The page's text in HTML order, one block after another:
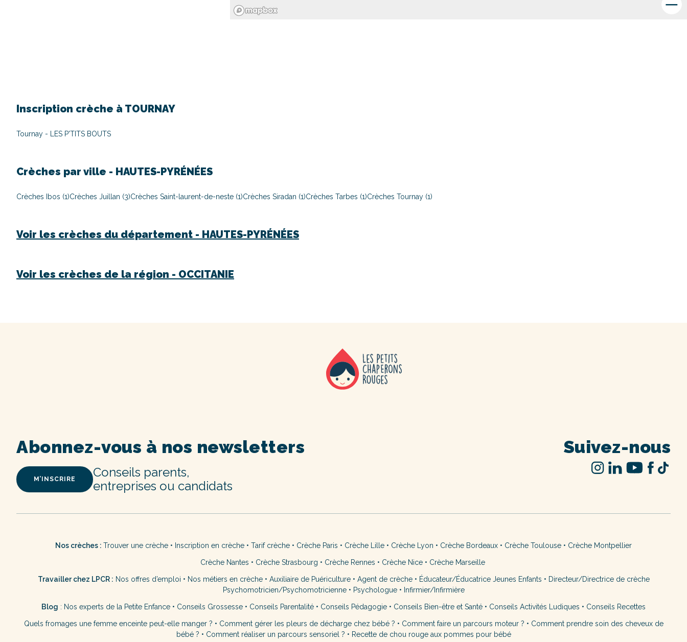
Inscription crèche à TOURNAY
Tournay - LES P'TITS BOUTS
Crèches par ville - HAUTES-PYRÉNÉES
Crèches Ibos (1)Crèches Juillan (3)Crèches Saint-laurent-de-neste (1)Crèches Siradan (1)Crèches Tarbes (1)Crèches Tournay (1)
Voir les crèches du département - HAUTES-PYRÉNÉES
Voir les crèches de la région - OCCITANIE
Abonnez-vous à nos newsletters
M’INSCRIRE
Conseils parents,
entreprises ou candidats
Suivez-nous
Nos crèches : Trouver une crèche • Inscription en crèche • Tarif crèche • Crèche Paris • Crèche Lille • Crèche Lyon • Crèche Bordeaux • Crèche Toulouse • Crèche Montpellier
Crèche Nantes • Crèche Strasbourg • Crèche Rennes • Crèche Nice• Crèche Marseille
Travailler chez LPCR : Nos offres d’emploi • Nos métiers en crèche• Auxiliaire de Puériculture• Agent de crèche• Éducateur/Éducatrice Jeunes Enfants • Directeur/Directrice de crèche
Psychomotricien/Psychomotricienne• Psychologue• Infirmier/Infirmière
Blog : Nos experts de la Petite Enfance • Conseils Grossesse • Conseils Parentalité • Conseils Pédagogie • Conseils Bien-être et Santé • Conseils Activités Ludiques • Conseils Recettes
Quels fromages une femme enceinte peut-elle manger ? • Comment gérer les pleurs de décharge chez bébé ? • Comment faire un parcours moteur ? • Comment prendre soin des cheveux de
bébé ? • Comment réaliser un parcours sensoriel ? • Recette de chou rouge aux pommes pour bébé